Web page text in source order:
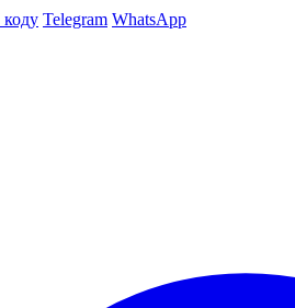
Telegram WhatsApp